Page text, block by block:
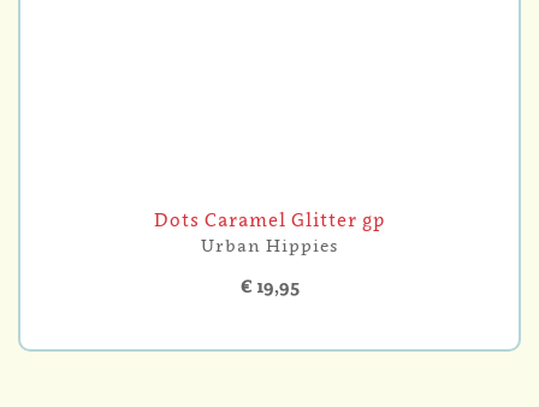
Dots Caramel Glitter gp
Urban Hippies
€ 19,95